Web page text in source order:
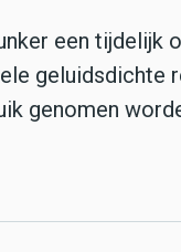
een tijdelijk
genomen